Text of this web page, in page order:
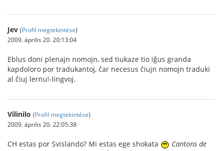
Jev (Profil megtekintése)
2009. április 20. 20:13:04
Eblus doni plenajn nomojn, sed tiukaze tio iĝus granda
kapdoloro por tradukantoj, ĉar necesus ĉiujn nomojn traduki
al ĉiuj lernu!-lingvoj.
Vilinilo (Profil megtekintése)
2009. április 20. 22:05:38
CH estas por Svislando? Mi estas ege shokata
Cantons de